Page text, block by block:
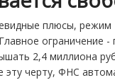
плюсы,
ограничение -
2,4 миллиона
эту черту, ФНС